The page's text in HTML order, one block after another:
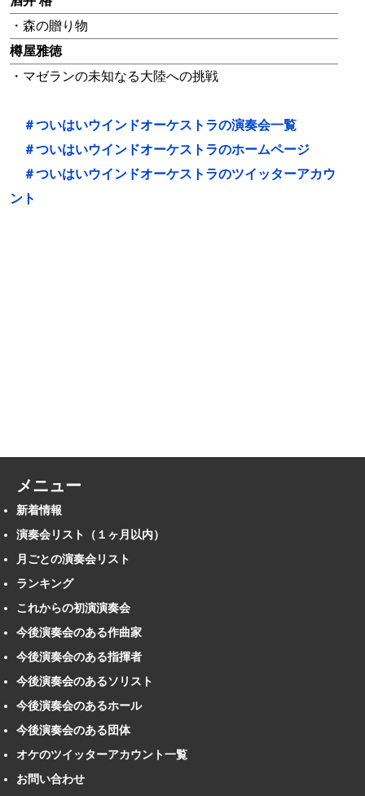
・森の贈り物
樽屋雅徳
・マゼランの未知なる大陸への挑戦
＃ついはいウインドオーケストラの演奏会一覧
＃ついはいウインドオーケストラのホームページ
＃ついはいウインドオーケストラのツイッターアカウ
ント
メニュー
新着情報
演奏会リスト（１ヶ月以内）
月ごとの演奏会リスト
ランキング
これからの初演演奏会
今後演奏会のある作曲家
今後演奏会のある指揮者
今後演奏会のあるソリスト
今後演奏会のあるホール
今後演奏会のある団体
オケのツイッターアカウント一覧
お問い合わせ